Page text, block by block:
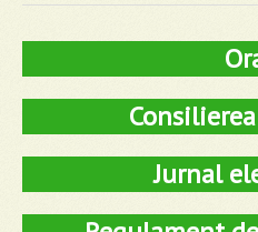
Jurnal